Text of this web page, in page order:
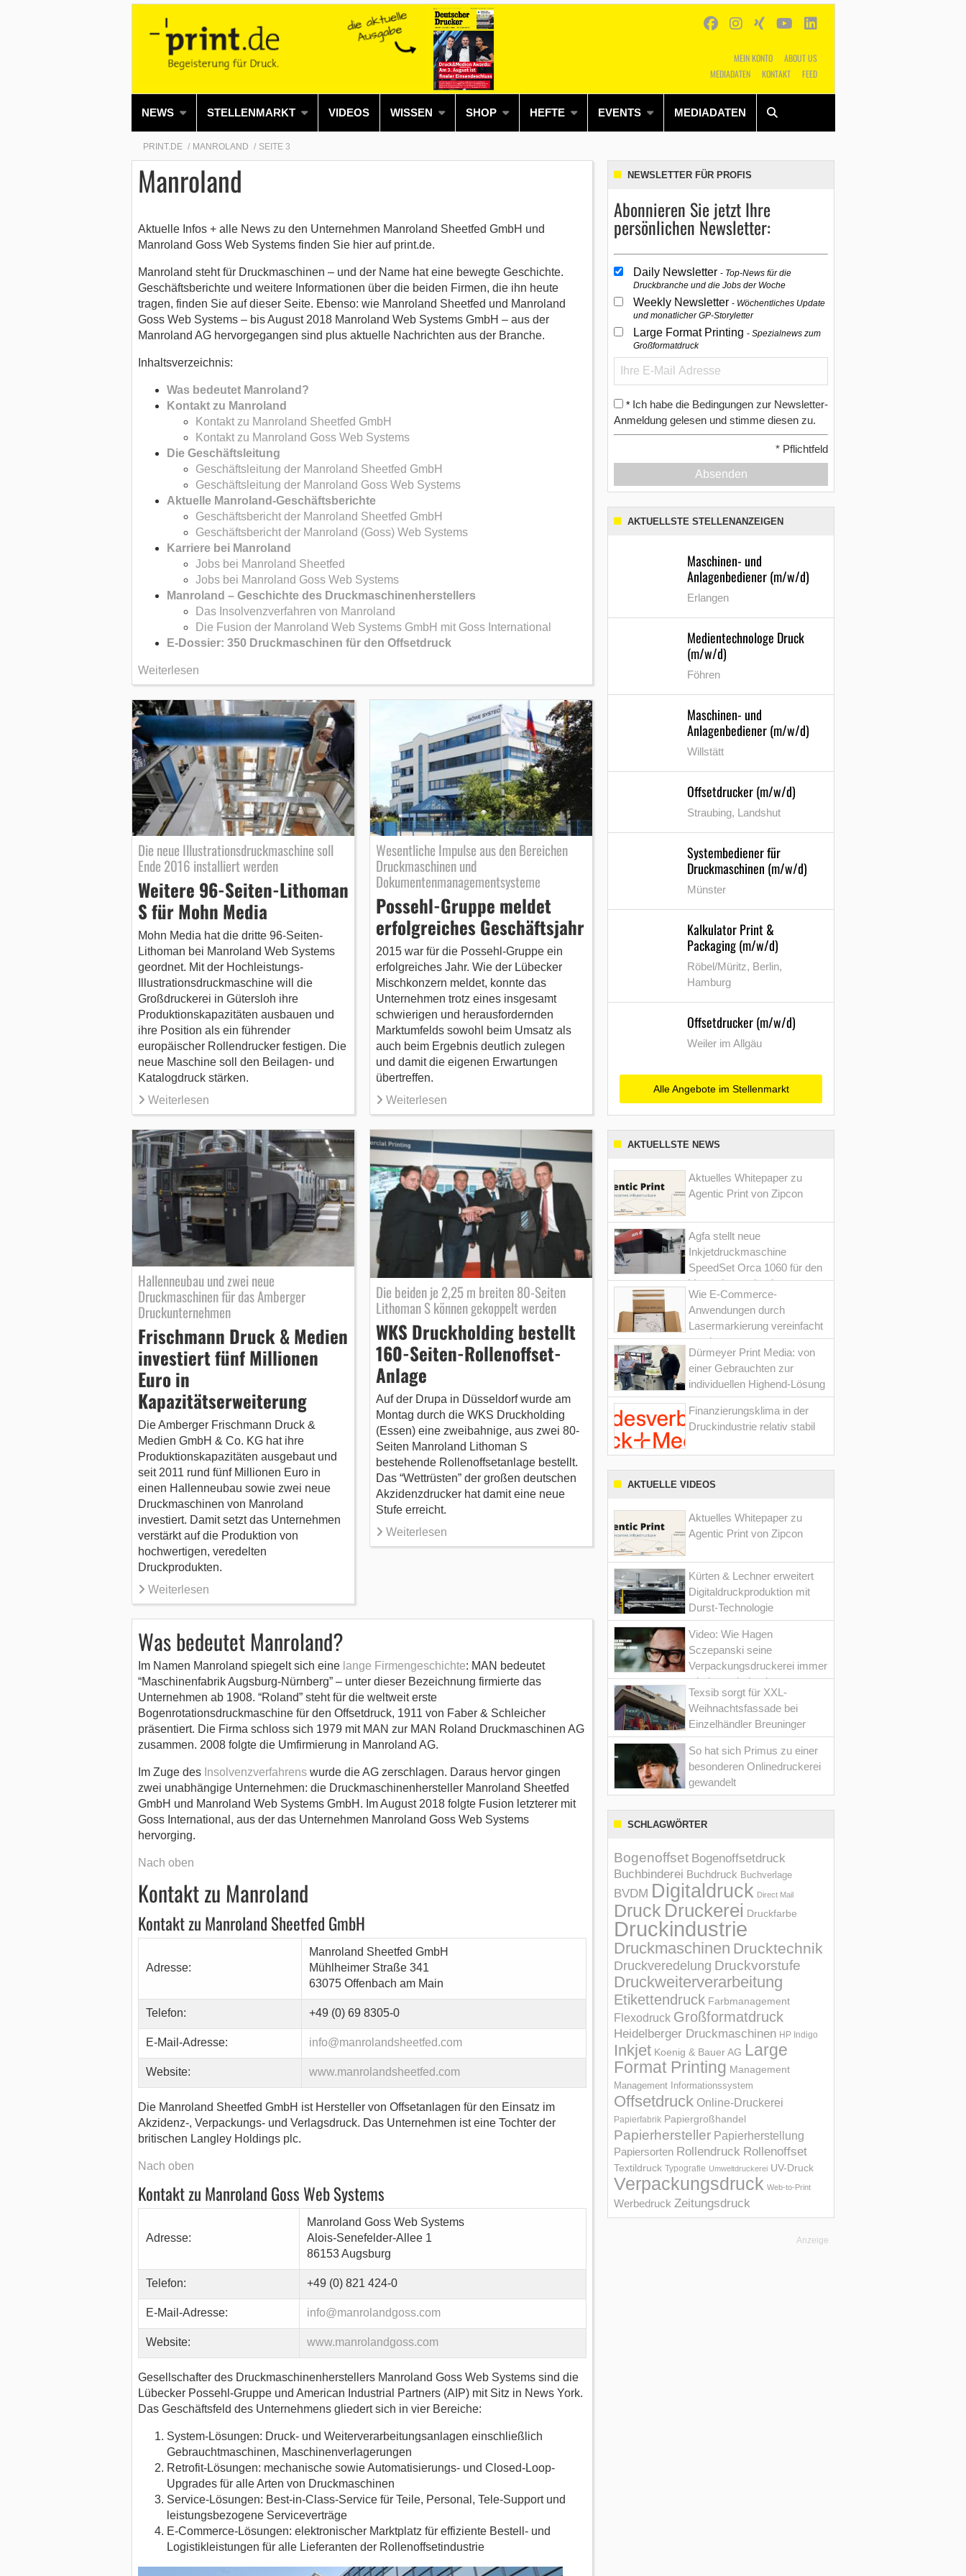
MEIN KONTO
ABOUT US
MEDIADATEN
KONTAKT FEED
NEWS STELLENMARKT VIDEOS WISSEN SHOP HEFTE EVENTS MEDIADATEN
Alles Shop SUCHEN
PRINT.DE MANROLAND SEITE 3
Manroland
Aktuelle Infos + alle News zu den Unternehmen Manroland Sheetfed GmbH und
Manroland Goss Web Systems finden Sie hier auf print.de.
Manroland steht für Druckmaschinen – und der Name hat eine bewegte Geschichte.
Geschäftsberichte und weitere Informationen über die beiden Firmen, die ihn heute
tragen, finden Sie auf dieser Seite. Ebenso: wie Manroland Sheetfed und Manroland
Goss Web Systems – bis August 2018 Manroland Web Systems GmbH – aus der
Manroland AG hervorgegangen sind plus aktuelle Nachrichten aus der Branche.
Inhaltsverzeichnis:
Was bedeutet Manroland?
Kontakt zu Manroland
Kontakt zu Manroland Sheetfed GmbH
Kontakt zu Manroland Goss Web Systems
Die Geschäftsleitung
Geschäftsleitung der Manroland Sheetfed GmbH
Geschäftsleitung der Manroland Goss Web Systems
Aktuelle Manroland-Geschäftsberichte
Geschäftsbericht der Manroland Sheetfed GmbH
Geschäftsbericht der Manroland (Goss) Web Systems
Karriere bei Manroland
Jobs bei Manroland Sheetfed
Jobs bei Manroland Goss Web Systems
Manroland – Geschichte des Druckmaschinenherstellers
Das Insolvenzverfahren von Manroland
Die Fusion der Manroland Web Systems GmbH mit Goss International
E-Dossier: 350 Druckmaschinen für den Offsetdruck
Weiterlesen
Die neue Illustrationsdruckmaschine soll
Ende 2016 installiert werden
Weitere 96-Seiten-Lithoman
S für Mohn Media
Mohn Media hat die dritte 96-Seiten-
Lithoman bei Manroland Web Systems
geordnet. Mit der Hochleistungs-
Illustrationsdruckmaschine will die
Großdruckerei in Gütersloh ihre
Produktionskapazitäten ausbauen und
ihre Position als ein führender
europäischer Rollendrucker festigen. Die
neue Maschine soll den Beilagen- und
Katalogdruck stärken.
Weiterlesen
Wesentliche Impulse aus den Bereichen
Druckmaschinen und
Dokumentenmanagementsysteme
Possehl-Gruppe meldet
erfolgreiches Geschäftsjahr
2015 war für die Possehl-Gruppe ein
erfolgreiches Jahr. Wie der Lübecker
Mischkonzern meldet, konnte das
Unternehmen trotz eines insgesamt
schwierigen und herausfordernden
Marktumfelds sowohl beim Umsatz als
auch beim Ergebnis deutlich zulegen
und damit die eigenen Erwartungen
übertreffen.
Weiterlesen
Hallenneubau und zwei neue
Druckmaschinen für das Amberger
Druckunternehmen
Frischmann Druck & Medien
investiert fünf Millionen
Euro in
Kapazitätserweiterung
Die Amberger Frischmann Druck &
Medien GmbH & Co. KG hat ihre
Produktionskapazitäten ausgebaut und
seit 2011 rund fünf Millionen Euro in
einen Hallenneubau sowie zwei neue
Druckmaschinen von Manroland
investiert. Damit setzt das Unternehmen
verstärkt auf die Produktion von
hochwertigen, veredelten
Druckprodukten.
Weiterlesen
Die beiden je 2,25 m breiten 80-Seiten
Lithoman S können gekoppelt werden
WKS Druckholding bestellt
160-Seiten-Rollenoffset-
Anlage
Auf der Drupa in Düsseldorf wurde am
Montag durch die WKS Druckholding
(Essen) eine zweibahnige, aus zwei 80-
Seiten Manroland Lithoman S
bestehende Rollenoffsetanlage bestellt.
Das “Wettrüsten” der großen deutschen
Akzidenzdrucker hat damit eine neue
Stufe erreicht.
Weiterlesen
Was bedeutet Manroland?
Im Namen Manroland spiegelt sich eine lange Firmengeschichte: MAN bedeutet
“Maschinenfabrik Augsburg-Nürnberg” – unter dieser Bezeichnung firmierte das
Unternehmen ab 1908. “Roland” steht für die weltweit erste
Bogenrotationsdruckmaschine für den Offsetdruck, 1911 von Faber & Schleicher
präsentiert. Die Firma schloss sich 1979 mit MAN zur MAN Roland Druckmaschinen AG
zusammen. 2008 folgte die Umfirmierung in Manroland AG.
Im Zuge des Insolvenzverfahrenswurde die AG zerschlagen. Daraus hervor gingen
zwei unabhängige Unternehmen: die Druckmaschinenhersteller Manroland Sheetfed
GmbH und Manroland Web Systems GmbH. Im August 2018 folgte Fusion letzterer mit
Goss International, aus der das Unternehmen Manroland Goss Web Systems
hervorging.
Nach oben
Kontakt zu Manroland
Kontakt zu Manroland Sheetfed GmbH
Adresse:
Manroland Sheetfed GmbH
Mühlheimer Straße 341
63075 Offenbach am Main
Telefon: +49 (0) 69 8305-0
E-Mail-Adresse: info@manrolandsheetfed.com
Website: www.manrolandsheetfed.com
Die Manroland Sheetfed GmbH ist Hersteller von Offsetanlagen für den Einsatz im
Akzidenz-, Verpackungs- und Verlagsdruck. Das Unternehmen ist eine Tochter der
britischen Langley Holdings plc.
Nach oben
Kontakt zu Manroland Goss Web Systems
Adresse:
Manroland Goss Web Systems
Alois-Senefelder-Allee 1
86153 Augsburg
Telefon: +49 (0) 821 424-0
E-Mail-Adresse: info@manrolandgoss.com
Website: www.manrolandgoss.com
Gesellschafter des Druckmaschinenherstellers Manroland Goss Web Systems sind die
Lübecker Possehl-Gruppe und American Industrial Partners (AIP) mit Sitz in News York.
Das Geschäftsfeld des Unternehmens gliedert sich in vier Bereiche:
System-Lösungen: Druck- und Weiterverarbeitungsanlagen einschließlich
Gebrauchtmaschinen, Maschinenverlagerungen
Retrofit-Lösungen: mechanische sowie Automatisierungs- und Closed-Loop-
Upgrades für alle Arten von Druckmaschinen
Service-Lösungen: Best-in-Class-Service für Teile, Personal, Tele-Support und
leistungsbezogene Serviceverträge
E-Commerce-Lösungen: elektronischer Marktplatz für effiziente Bestell- und
Logistikleistungen für alle Lieferanten der Rollenoffsetindustrie
NEWSLETTER FÜR PROFIS
Abonnieren Sie jetzt Ihre
persönlichen Newsletter:
Daily Newsletter Top-News für die
Druckbranche und die Jobs der Woche
Weekly Newsletter Wöchentliches Update
und monatlicher GP-Storyletter
Large Format Printing Spezialnews zum
Großformatdruck
* Ich habe die Bedingungen zur Newsletter-
Anmeldung gelesen und stimme diesen zu.
* Pflichtfeld
Absenden
AKTUELLSTE STELLENANZEIGEN
Maschinen- und
Anlagenbediener (m/w/d)
Erlangen
Medientechnologe Druck
(m/w/d)
Föhren
Maschinen- und
Anlagenbediener (m/w/d)
Willstätt
Offsetdrucker (m/w/d)
Straubing, Landshut
Systembediener für
Druckmaschinen (m/w/d)
Münster
Kalkulator Print &
Packaging (m/w/d)
Röbel/Müritz, Berlin,
Hamburg
Offsetdrucker (m/w/d)
Weiler im Allgäu
Alle Angebote im Stellenmarkt
AKTUELLSTE NEWS
Aktuelles Whitepaper zu
Agentic Print von Zipcon
Agfa stellt neue
Inkjetdruckmaschine
SpeedSet Orca 1060 für den
Verpackungsdruck vor
Wie E-Commerce-
Anwendungen durch
Lasermarkierung vereinfacht
werden
Dürmeyer Print Media: von
einer Gebrauchten zur
individuellen Highend-Lösung
Finanzierungsklima in der
Druckindustrie relativ stabil
AKTUELLE VIDEOS
Aktuelles Whitepaper zu
Agentic Print von Zipcon
Kürten & Lechner erweitert
Digitaldruckproduktion mit
Durst-Technologie
Video: Wie Hagen
Sczepanski seine
Verpackungsdruckerei immer
wieder optimiert hat
Texsib sorgt für XXL-
Weihnachtsfassade bei
Einzelhändler Breuninger
So hat sich Primus zu einer
besonderen Onlinedruckerei
gewandelt
SCHLAGWÖRTER
Bogenoffset Bogenoffsetdruck
Buchbinderei Buchdruck Buchverlage
BVDM Digitaldruck Direct Mail
Druck Druckerei Druckfarbe
Druckindustrie
Druckmaschinen Drucktechnik
Druckveredelung Druckvorstufe
Druckweiterverarbeitung
Etikettendruck Farbmanagement
Flexodruck Großformatdruck
Heidelberger Druckmaschinen HP Indigo
Inkjet Koenig & Bauer AG Large
Format Printing Management
Management Informations­system
Offsetdruck Online-Druckerei
Papierfabrik Papiergroßhandel
Papierhersteller Papierherstellung
Papiersorten Rollendruck Rollenoffset
Textildruck Typografie Umweltdruckerei UV-Druck
Verpackungsdruck Web-to-Print
Werbedruck Zeitungsdruck
Anzeige